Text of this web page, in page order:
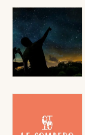
Concerts
Sports
Soirées
Sorties famille
Sorties & loisirs
Nice
Paris
Strasbourg
Toulouse